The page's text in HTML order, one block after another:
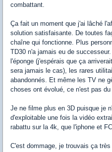
combattant.
Ça fait un moment que j'ai lâché
solution satisfaisante. De toutes
chaîne qui fonctionne. Plus
TD30 n'a jamais eu de
l'éponge (j'espérais que ça
sera jamais le cas), les rares
abandonnés. Et même les TV ne
choses ont évolué, ce n'est pas du
Je ne filme plus en 3D puisque je
d'exploitable une fois la vidéo
rabattu sur la 4k, que l'iphone et
C'est dommage, je trouvais ça